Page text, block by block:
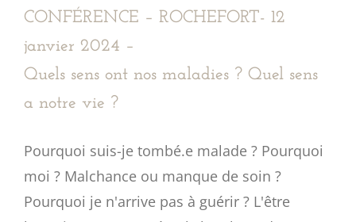
CONFÉRENCE – ROCHEFORT- 12
janvier 2024 –
Quels sens ont nos maladies ? Quel sens
a notre vie ?
Pourquoi suis-je tombé.e malade ? Pourquoi
moi ? Malchance ou manque de soin ?
Pourquoi je n'arrive pas à guérir ? L'être